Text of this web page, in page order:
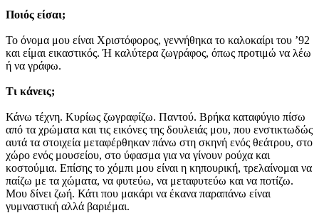
Ποιός είσαι;
Το όνομα μου είναι Χριστόφορος, γεννήθηκα το καλοκαίρι του ’92
και είμαι εικαστικός. Ή καλύτερα ζωγράφος, όπως προτιμώ να λέω
ή να γράφω.
Τι κάνεις;
Κάνω τέχνη. Κυρίως ζωγραφίζω. Παντού. Βρήκα καταφύγιο πίσω
από τα χρώματα και τις εικόνες της δουλειάς μου, που ενστικτωδώς
αυτά τα στοιχεία μεταφέρθηκαν πάνω στη σκηνή ενός θεάτρου, στο
χώρο ενός μουσείου, στο ύφασμα για να γίνουν ρούχα και
κοστούμια. Επίσης το χόμπι μου είναι η κηπουρική, τρελαίνομαι να
παίζω με τα χώματα, να φυτεύω, να μεταφυτεύω και να ποτίζω.
Μου δίνει ζωή. Κάτι που μακάρι να έκανα παραπάνω είναι
γυμναστική αλλά βαριέμαι.